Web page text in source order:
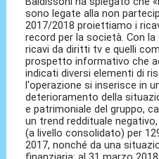
sono legate alla non
2017/2018 proiettiamo i
record per la società. Con
ricavi da diritti tv e quelli
prospetto informativo che
indicati diversi elementi di
l'operazione si inserisce in
deterioramento della
e patrimoniale del gruppo,
un trend reddituale
(a livello consolidato) per
2017, nonché da una